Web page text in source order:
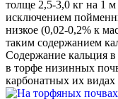
толще 2,5-3,0 кг на 1
исключением
низкое (0,02-0,2% к
таким содержанием
Содержание кальция
в торфе низинных
карбонатных их